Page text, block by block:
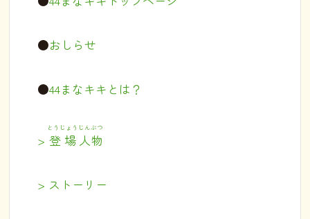
●おしらせ
●44まなキキとは？
> 登場
とうじょう
人物
じんぶつ
> ストーリー